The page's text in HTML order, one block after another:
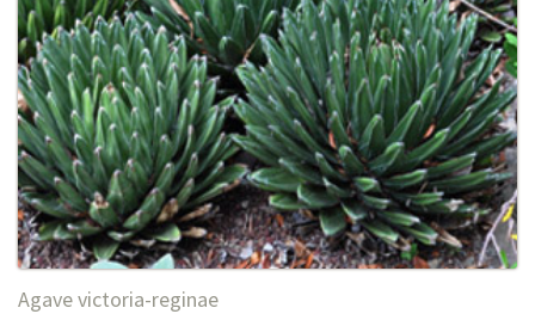
Agave victoria-reginae